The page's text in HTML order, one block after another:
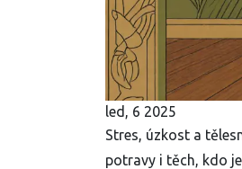
led, 6 2025
Stres, úzkost a
potravy i těch, kdo